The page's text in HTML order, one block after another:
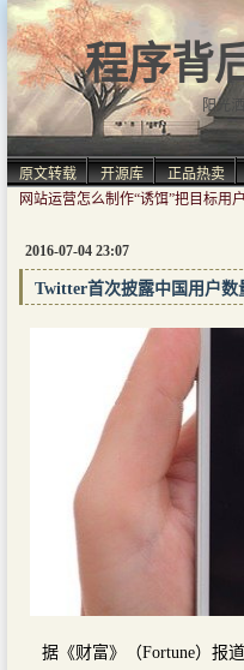
程序背
阳光
原文转载 开源库 正品热卖
2016-07-04 23:07
Twitter首次披露中国用户数
据《财富》（Fortune）报